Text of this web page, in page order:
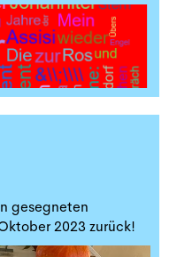
gesegneten
2023 zurück!